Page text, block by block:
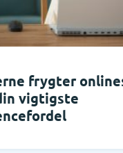
frygter
vigtigste